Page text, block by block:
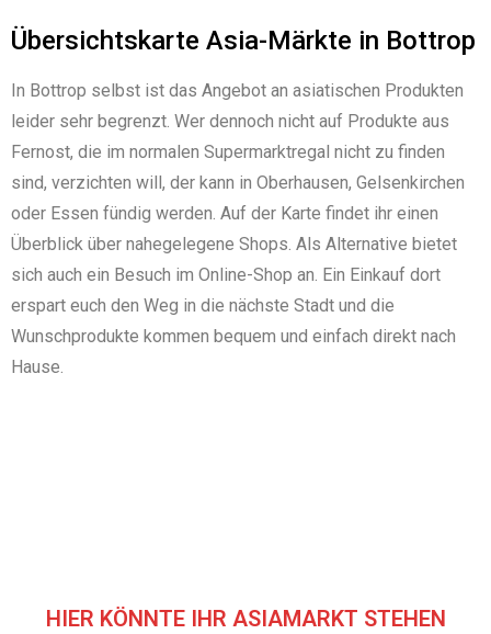
Übersichtskarte Asia-Märkte in Bottrop
In Bottrop selbst ist das Angebot an asiatischen Produkten
leider sehr begrenzt. Wer dennoch nicht auf Produkte aus
Fernost, die im normalen Supermarktregal nicht zu finden
sind, verzichten will, der kann in Oberhausen, Gelsenkirchen
oder Essen fündig werden. Auf der Karte findet ihr einen
Überblick über nahegelegene Shops. Als Alternative bietet
sich auch ein Besuch im Online-Shop an. Ein Einkauf dort
erspart euch den Weg in die nächste Stadt und die
Wunschprodukte kommen bequem und einfach direkt nach
Hause.
HIER KÖNNTE IHR ASIAMARKT STEHEN